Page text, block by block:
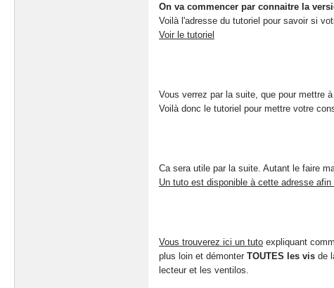
On va commencer par connaitre la
Voilà l'adresse du tutoriel pour savoir si
Voir le tutoriel
Vous verrez par la suite, que pour mettre
Voilà donc le tutoriel pour mettre votre
Ca sera utile par la suite. Autant le faire
Un tuto est disponible à cette adresse
Vous trouverez ici un tuto expliquant
plus loin et démonter TOUTES les vis de
lecteur et les ventilos.